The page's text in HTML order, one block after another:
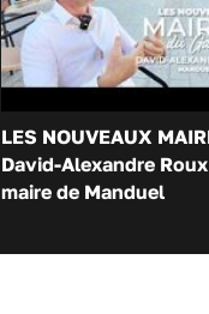
LES NOUVEAUX
David-Alexandre
maire de Manduel